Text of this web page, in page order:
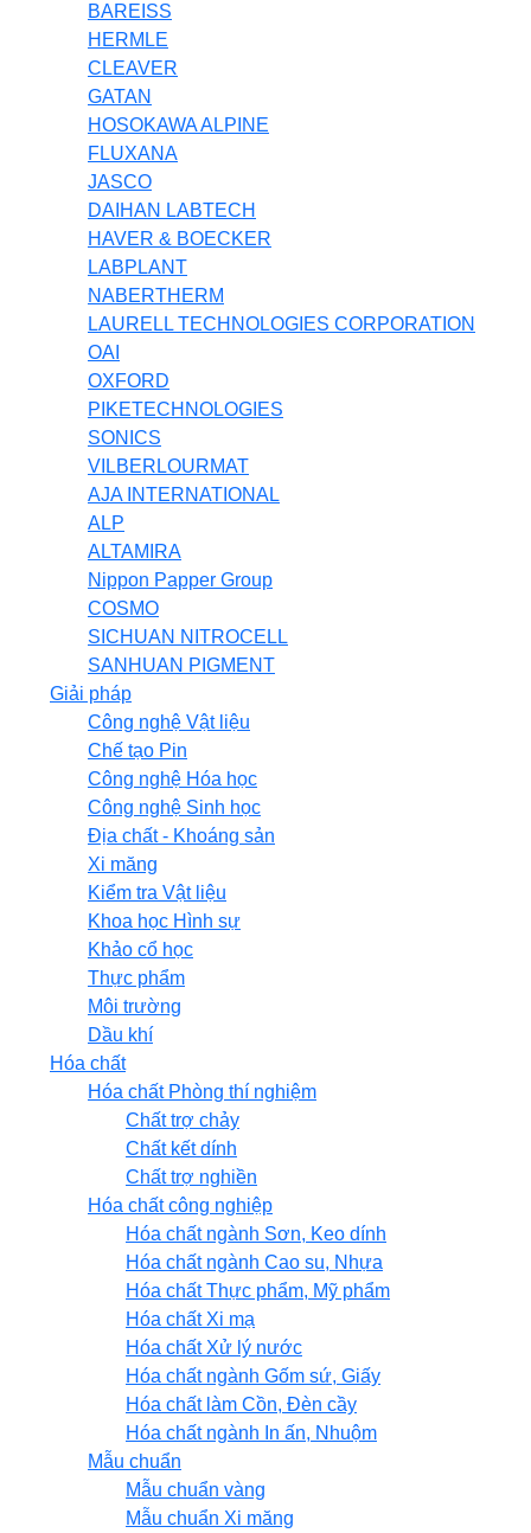
BAREISS
HERMLE
CLEAVER
GATAN
HOSOKAWA ALPINE
FLUXANA
JASCO
DAIHAN LABTECH
HAVER & BOECKER
LABPLANT
NABERTHERM
LAURELL TECHNOLOGIES CORPORATION
OAI
OXFORD
PIKETECHNOLOGIES
SONICS
VILBERLOURMAT
AJA INTERNATIONAL
ALP
ALTAMIRA
Nippon Papper Group
COSMO
SICHUAN NITROCELL
SANHUAN PIGMENT
Giải pháp
Công nghệ Vật liệu
Chế tạo Pin
Công nghệ Hóa học
Công nghệ Sinh học
Địa chất - Khoáng sản
Xi măng
Kiểm tra Vật liệu
Khoa học Hình sự
Khảo cổ học
Thực phẩm
Môi trường
Dầu khí
Hóa chất
Hóa chất Phòng thí nghiệm
Chất trợ chảy
Chất kết dính
Chất trợ nghiền
Hóa chất công nghiệp
Hóa chất ngành Sơn, Keo dính
Hóa chất ngành Cao su, Nhựa
Hóa chất Thực phẩm, Mỹ phẩm
Hóa chất Xi mạ
Hóa chất Xử lý nước
Hóa chất ngành Gốm sứ, Giấy
Hóa chất làm Cồn, Đèn cầy
Hóa chất ngành In ấn, Nhuộm
Mẫu chuẩn
Mẫu chuẩn vàng
Mẫu chuẩn Xi măng